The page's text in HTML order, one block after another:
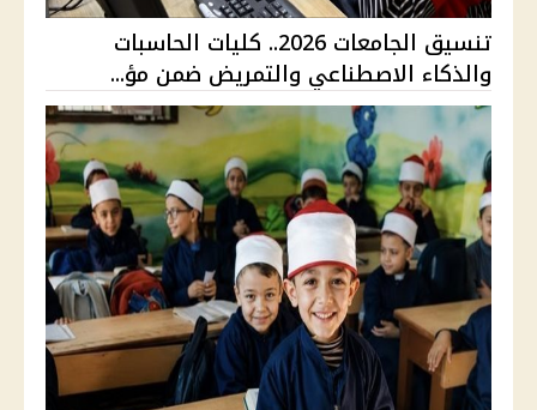
تنسيق الجامعات 2026.. كليات الحاسبات
والذكاء الاصطناعي والتمريض ضمن مؤ...